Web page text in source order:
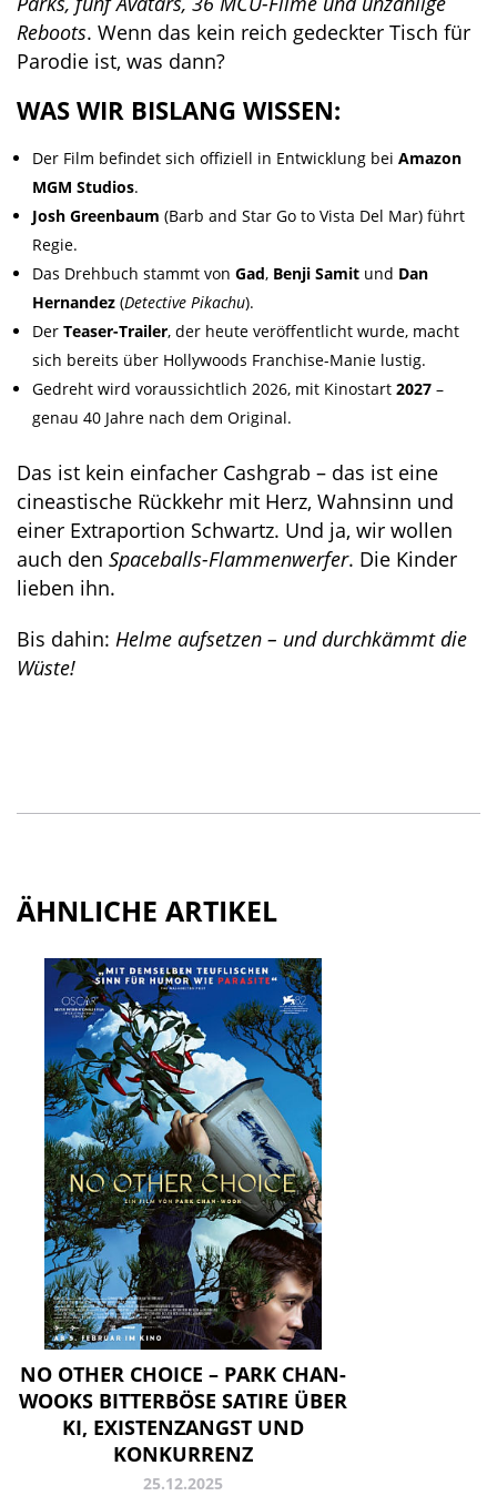
Reboots. Wenn das kein reich gedeckter Tisch für
Parodie ist, was dann?
WAS WIR BISLANG WISSEN:
Der Film befindet sich offiziell in Entwicklung bei Amazon
MGM Studios.
Josh Greenbaum (Barb and Star Go to Vista Del Mar) führt
Regie.
Das Drehbuch stammt von Gad, Benji Samit und Dan
Hernandez (Detective Pikachu).
Der Teaser-Trailer, der heute veröffentlicht wurde, macht
sich bereits über Hollywoods Franchise-Manie lustig.
Gedreht wird voraussichtlich 2026, mit Kinostart 2027 –
genau 40 Jahre nach dem Original.
Das ist kein einfacher Cashgrab – das ist eine
cineastische Rückkehr mit Herz, Wahnsinn und
einer Extraportion Schwartz. Und ja, wir wollen
auch den Spaceballs-Flammenwerfer. Die Kinder
lieben ihn.
Bis dahin: Helme aufsetzen – und durchkämmt die
Wüste!
ÄHNLICHE ARTIKEL
NO OTHER CHOICE – PARK CHAN-
WOOKS BITTERBÖSE SATIRE ÜBER
KI, EXISTENZANGST UND
KONKURRENZ
25.12.2025